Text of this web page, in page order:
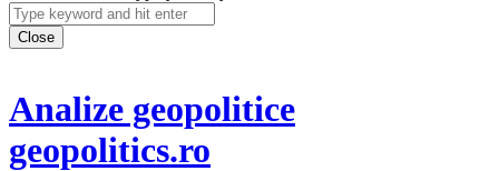
Close
Analize geopolitice
geopolitics.ro